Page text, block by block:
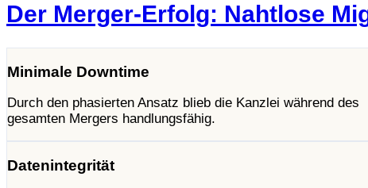
Der Merger-Erfolg: Nahtlose
Minimale Downtime
Durch den phasierten Ansatz blieb die Kanzlei während des
gesamten Mergers handlungsfähig.
Datenintegrität